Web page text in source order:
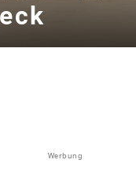
Werbung